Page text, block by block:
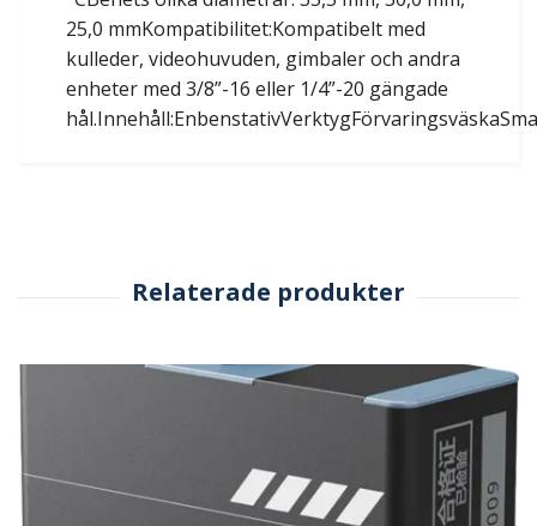
25,0 mmKompatibilitet:Kompatibelt med
kulleder, videohuvuden, gimbaler och andra
enheter med 3/8”-16 eller 1/4”-20 gängade